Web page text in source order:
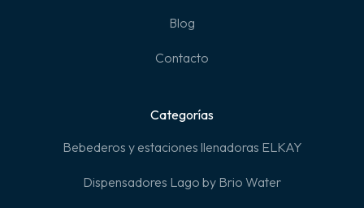
Blog
Contacto
Categorías
Bebederos y estaciones llenadoras ELKAY
Dispensadores Lago by Brio Water